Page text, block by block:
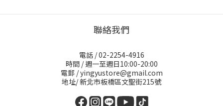
聯絡我們
電話 / 02-2254-4916
時間 / 週一至週日10:00-20:00
電郵 / yingyustore@gmail.com
地址/ 新北市板橋區文聖街215號